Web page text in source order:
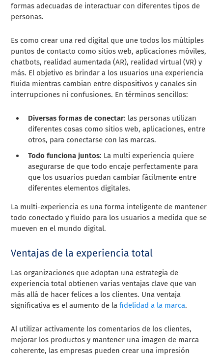
formas adecuadas de interactuar con diferentes tipos de
personas.
Es como crear una red digital que une todos los múltiples
puntos de contacto como sitios web, aplicaciones móviles,
chatbots, realidad aumentada (AR), realidad virtual (VR) y
más. El objetivo es brindar a los usuarios una experiencia
fluida mientras cambian entre dispositivos y canales sin
interrupciones ni confusiones. En términos sencillos:
Diversas formas de conectar: las personas utilizan
diferentes cosas como sitios web, aplicaciones, entre
otros, para conectarse con las marcas.
Todo funciona juntos: La multi experiencia quiere
asegurarse de que todo encaje perfectamente para
que los usuarios puedan cambiar fácilmente entre
diferentes elementos digitales.
La multi-experiencia es una forma inteligente de mantener
todo conectado y fluido para los usuarios a medida que se
mueven en el mundo digital.
Ventajas de la experiencia total
Las organizaciones que adoptan una estrategia de
experiencia total obtienen varias ventajas clave que van
más allá de hacer felices a los clientes. Una ventaja
significativa es el aumento de lafidelidad a la marca.
Al utilizar activamente los comentarios de los clientes,
mejorar los productos y mantener una imagen de marca
coherente, las empresas pueden crear una impresión